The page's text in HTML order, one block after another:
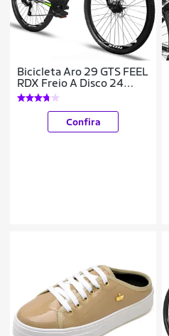
Bicicleta Aro 29 GTS FEEL
RDX Freio A Disco 24
Marchas
Confira